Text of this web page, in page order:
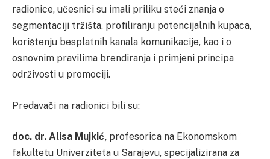
radionice, učesnici su imali priliku steći znanja o
segmentaciji tržišta, profiliranju potencijalnih kupaca,
korištenju besplatnih kanala komunikacije, kao i o
osnovnim pravilima brendiranja i primjeni principa
održivosti u promociji.
Predavači na radionici bili su:
doc. dr. Alisa Mujkić, profesorica na Ekonomskom
fakultetu Univerziteta u Sarajevu, specijalizirana za